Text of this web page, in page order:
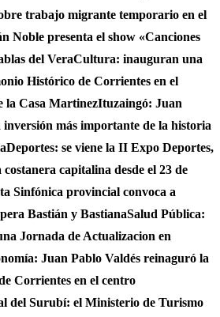
trabajo migrante temporario en el
Noble presenta el show «Canciones
del VeraCultura: inauguran una
Histórico de Corrientes en el
la Casa MartinezItuzaingó: Juan
más importante de la historia
Deportes: se viene la II Expo Deportes,
capitalina desde el 23 de
Sinfónica provincial convoca a
Bastián y BastianaSalud Pública:
Jornada de Actualizacion en
Juan Pablo Valdés reinaguró la
Corrientes en el centro
del Surubí: el Ministerio de Turismo